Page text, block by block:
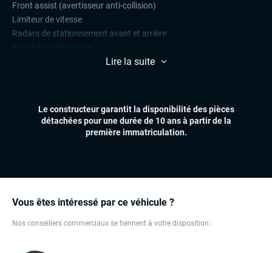
Vous êtes intéressé par ce véhicule ?
Nos conseillers commerciaux se tiennent à votre disposition :
Front assist (avertisseur anti-collision)
Limiteur de vitesse
Radars de stationnement avant et arrière
Essuie-glaces automatiques
Feux automatiques
Dynamic Select, Drive Select (sélection du mode de conduite)
Lire la suite
Le constructeur garantit la disponibilité des pièces
détachées pour une durée de 10 ans à partir de la
première immatriculation.